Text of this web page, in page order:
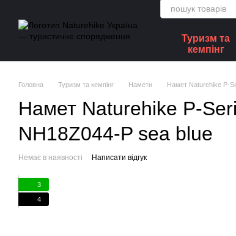
Туризм та
кемпінг
Головна Туризм та кемпінг Намети Намет Naturehike P-
Намет Naturehike P-
NH18Z044-P sea blue
Немає в наявності Написати відгук
3
4